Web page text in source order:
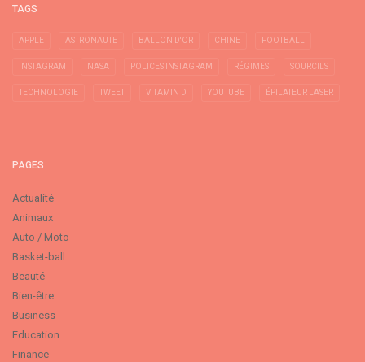
TAGS
APPLE ASTRONAUTE BALLON D'OR CHINE FOOTBALL
INSTAGRAM NASA POLICES INSTAGRAM RÉGIMES SOURCILS
TECHNOLOGIE TWEET VITAMIN D YOUTUBE ÉPILATEUR LASER
PAGES
Actualité
Animaux
Auto / Moto
Basket-ball
Beauté
Bien-être
Business
Education
Finance